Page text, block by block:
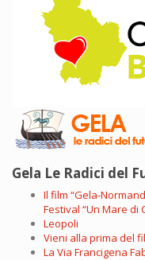
Gela Le Radici del
Il film “Gela-
Festival “Un Mare di
Leopoli
Vieni alla prima del
La Via Francigena